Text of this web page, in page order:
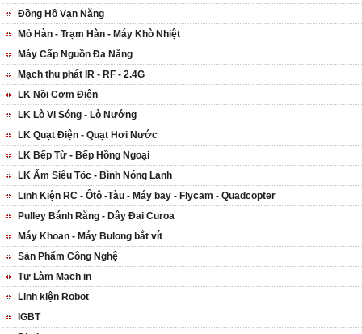
Đồng Hồ Vạn Năng
Mỏ Hàn - Trạm Hàn - Máy Khò Nhiệt
Máy Cấp Nguồn Đa Năng
Mạch thu phát IR - RF - 2.4G
LK Nồi Cơm Điện
LK Lò Vi Sóng - Lò Nướng
LK Quạt Điện - Quạt Hơi Nước
LK Bếp Từ - Bếp Hồng Ngoại
LK Ấm Siêu Tốc - Bình Nóng Lạnh
Linh Kiện RC - Ôtô -Tàu - Máy bay - Flycam - Quadcopter
Pulley Bánh Răng - Dây Đai Curoa
Máy Khoan - Máy Bulong bắt vít
Sản Phẩm Công Nghệ
Tự Làm Mạch in
Linh kiện Robot
IGBT